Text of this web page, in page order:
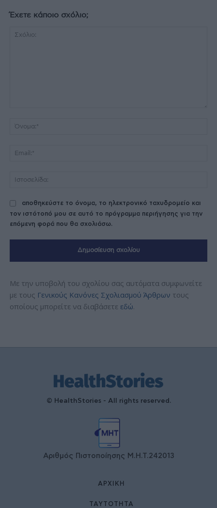
Έχετε κάποιο σχόλιο;
αποθηκεύστε το όνομα, το ηλεκτρονικό ταχυδρομείο και
τον ιστότοπό μου σε αυτό το πρόγραμμα περιήγησης για την
επόμενη φορά που θα σχολιάσω.
Με την υποβολή του σχολίου σας αυτόματα συμφωνείτε
με τους Γενικούς Κανόνες Σχολιασμού Άρθρων τους
οποίους μπορείτε να διαβάσετε εδώ.
© HealthStories - All rights reserved.
Αριθμός Πιστοποίησης Μ.Η.Τ.242013
ΑΡΧΙΚΉ
ΤΑΥΤΌΤΗΤΑ